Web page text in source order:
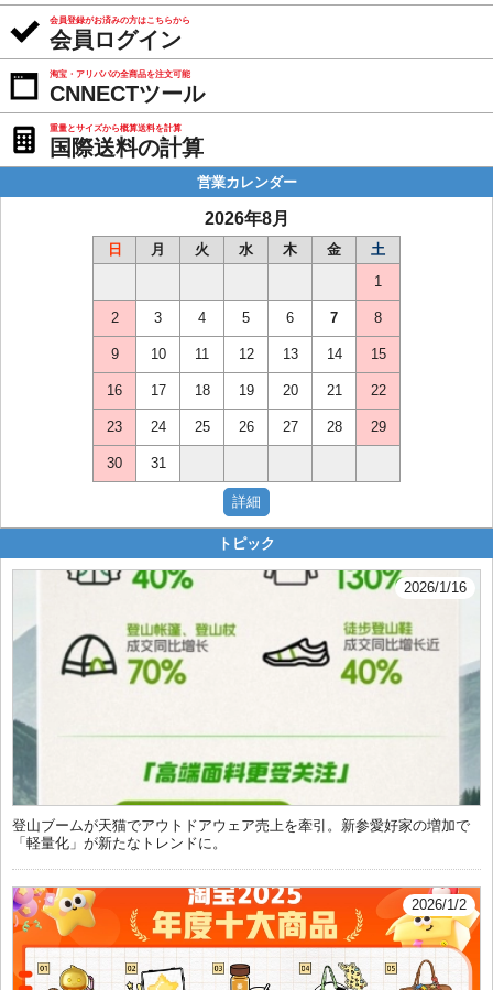
会員登録がお済みの方はこちらから
会員ログイン
淘宝・アリババの全商品を注文可能
CNNECTツール
重量とサイズから概算送料を計算
国際送料の計算
営業カレンダー
2026年8月
日 月 火 水 木 金
土
1
2 3 4 5 6 7 8
9 10 11 12 13 14 15
16 17 18 19 20 21 22
23 24 25 26 27 28 29
30 31
トピック
2026/1/16
登山ブームが天猫でアウトドアウェア売上を牽引。新参愛好家の増加で
「軽量化」が新たなトレンドに。
2026/1/2